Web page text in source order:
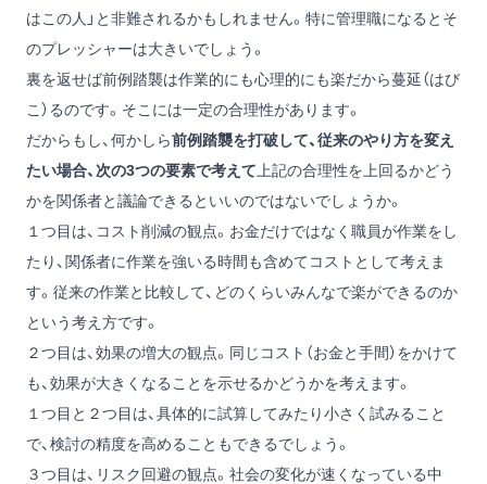
はこの人」と非難されるかもしれません。特に管理職になるとそ
のプレッシャーは大きいでしょう。
裏を返せば前例踏襲は作業的にも心理的にも楽だから蔓延（はび
こ）るのです。そこには一定の合理性があります。
だからもし、何かしら前例踏襲を打破して、従来のやり方を変え
たい場合、次の3つの要素で考えて 上記の合理性を上回るかどう
かを関係者と議論できるといいのではないでしょうか。
１つ目は、コスト削減の観点。お金だけではなく職員が作業をし
たり、関係者に作業を強いる時間も含めてコストとして考えま
す。従来の作業と比較して、どのくらいみんなで楽ができるのか
という考え方です。
２つ目は、効果の増大の観点。同じコスト（お金と手間）をかけて
も、効果が大きくなることを示せるかどうかを考えます。
１つ目と２つ目は、具体的に試算してみたり小さく試みること
で、検討の精度を高めることもできるでしょう。
３つ目は、リスク回避の観点。社会の変化が速くなっている中